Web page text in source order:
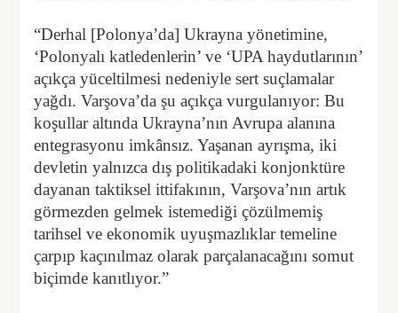
“Derhal [Polonya’da] Ukrayna yönetimine,
‘Polonyalı katledenlerin’ ve ‘UPA haydutlarının’
açıkça yüceltilmesi nedeniyle sert suçlamalar
yağdı. Varşova’da şu açıkça vurgulanıyor: Bu
koşullar altında Ukrayna’nın Avrupa alanına
entegrasyonu imkânsız. Yaşanan ayrışma, iki
devletin yalnızca dış politikadaki konjonktüre
dayanan taktiksel ittifakının, Varşova’nın artık
görmezden gelmek istemediği çözülmemiş
tarihsel ve ekonomik uyuşmazlıklar temeline
çarpıp kaçınılmaz olarak parçalanacağını somut
biçimde kanıtlıyor.”